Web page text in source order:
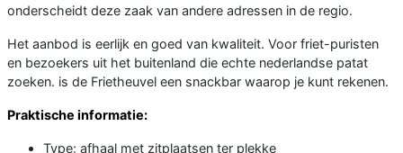
onderscheidt deze zaak van andere adressen in de regio.
Het aanbod is eerlijk en goed van kwaliteit. Voor friet-puristen
en bezoekers uit het buitenland die echte nederlandse patat
zoeken. is de Frietheuvel een snackbar waarop je kunt rekenen.
Praktische informatie:
Type: afhaal met zitplaatsen ter plekke